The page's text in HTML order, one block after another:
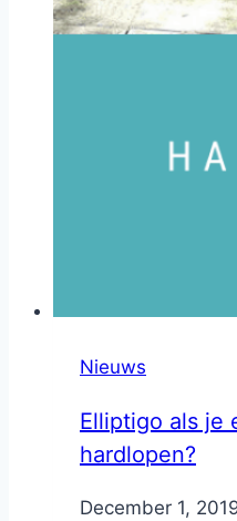
Nieuws
Elliptigo als je
hardlopen?
ByNicole
December 1,